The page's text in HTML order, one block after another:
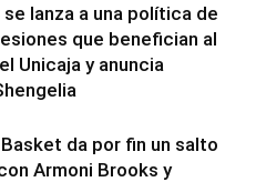
se lanza a una política de
que benefician al
Unicaja y anuncia
da por fin un salto
Armoni Brooks y